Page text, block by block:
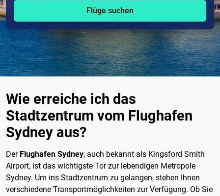
Flüge suchen
Wie erreiche ich das
Stadtzentrum vom Flughafen
Sydney aus?
Der Flughafen Sydney, auch bekannt als Kingsford Smith
Airport, ist das wichtigste Tor zur lebendigen Metropole
Sydney. Um ins Stadtzentrum zu gelangen, stehen Ihnen
verschiedene Transportmöglichkeiten zur Verfügung. Ob Sie